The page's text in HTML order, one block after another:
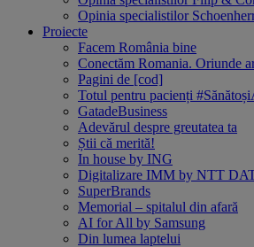
Opinia specialistilor
Proiecte
Facem România bine
Conectăm Romania. Oriunde
Pagini de [cod]
Totul pentru pacienți
GatadeBusiness
Adevărul despre greutatea ta
Știi că merită!
In house by ING
Digitalizare IMM by NTT
SuperBrands
Memorial – spitalul din afară
AI for All by Samsung
Din lumea laptelui